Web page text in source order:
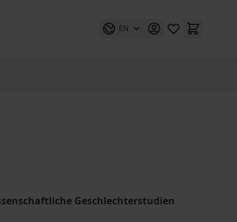
EN
Geschlechterstudien